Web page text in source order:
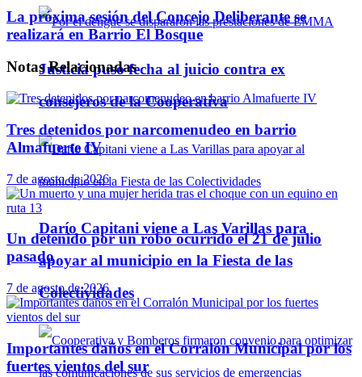
Justicia puso fecha al juicio contra ex
consejeros de la Cooperativa
Darío Capitani viene a Las Varillas para
apoyar al municipio en la Fiesta de las
Colectividades
La próxima sesión del Concejo Deliberante se
realizará en Barrio El Bosque
NotasRelacionadas
Tres detenidos por narcomenudeo en barrio
Almafuerte IV
7 de agosto de 2026
Un detenido por un robo ocurrido el 21 de julio
pasado
7 de agosto de 2026
Importantes daños en el Corralón Municipal por los
fuertes vientos del sur